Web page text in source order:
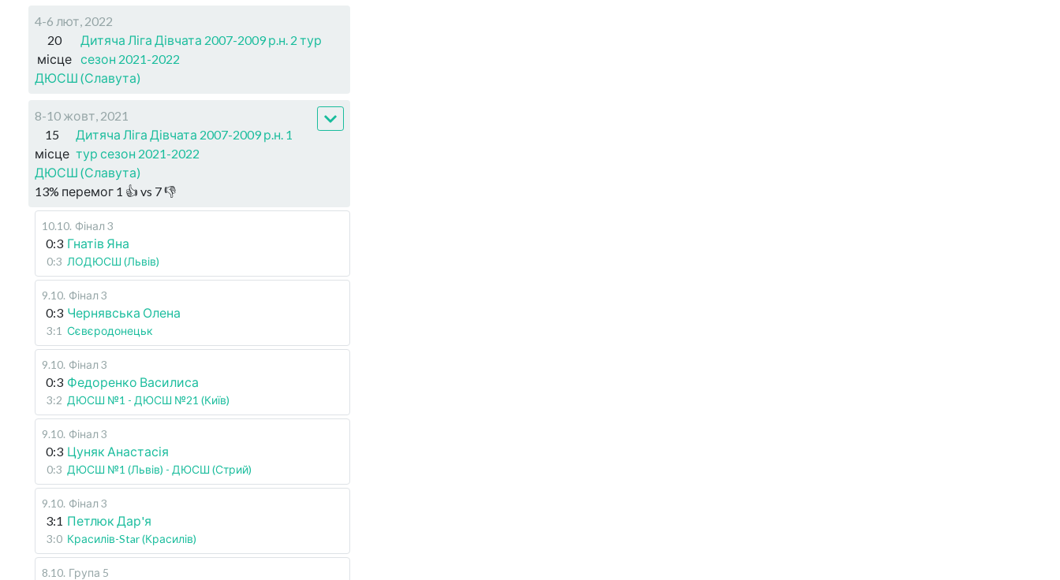
4-6 лют, 2022
20
місце
Дитяча Ліга Дівчата 2007-2009 р.н. 2 тур
сезон 2021-2022
ДЮСШ (Славута)
8-10 жовт, 2021
15
місце
Дитяча Ліга Дівчата 2007-2009 р.н. 1
тур сезон 2021-2022
ДЮСШ (Славута)
13% перемог 1 👍 vs 7👎
10.10. Фінал 3
0:3 Гнатів Яна
0:3 ЛОДЮСШ (Львів)
9.10. Фінал 3
0:3 Чернявська Олена
3:1 Сєвєродонецьк
9.10. Фінал 3
0:3 Федоренко Василиса
3:2 ДЮСШ №1 - ДЮСШ №21 (Київ)
9.10. Фінал 3
0:3 Цуняк Анастасія
0:3 ДЮСШ №1 (Львів) - ДЮСШ (Стрий)
9.10. Фінал 3
3:1 Петлюк Дар'я
3:0 Красилів-Star (Красилів)
8.10. Група 5